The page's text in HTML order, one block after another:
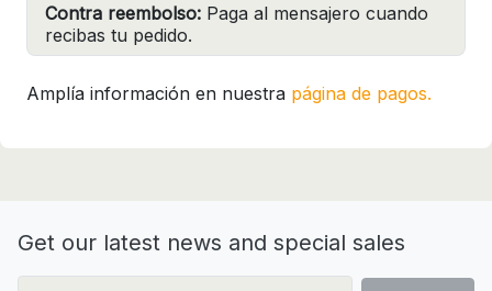
Contra reembolso: Paga al mensajero cuando
recibas tu pedido.
Amplía información en nuestra página de pagos.
Get our latest news and special sales